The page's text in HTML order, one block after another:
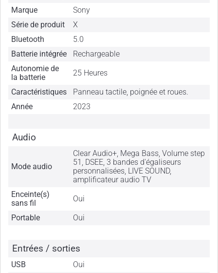
Marque
Sony
Série de produit
X
Bluetooth
5.0
Batterie intégrée
Rechargeable
Autonomie de
la batterie
25 Heures
Caractéristiques
Panneau tactile, poignée et roues.
Année
2023
Audio
Mode audio
Clear Audio+, Mega Bass, Volume step
51, DSEE, 3 bandes d'égaliseurs
personnalisées, LIVE SOUND,
amplificateur audio TV
Enceinte(s)
sans fil
Oui
Portable Oui
Entrées / sorties
USB Oui